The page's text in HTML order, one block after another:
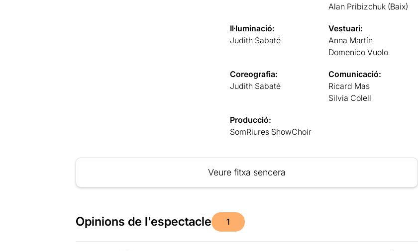
Alan Pribizchuk (Baix)
Il·luminació:
Judith Sabaté
Vestuari:
Anna Martín
Domenico Vuolo
Coreografia:
Judith Sabaté
Comunicació:
Ricard Mas
Silvia Colell
Producció:
SomRiures ShowChoir
Veure fitxa sencera
Opinions de l'espectacle 1